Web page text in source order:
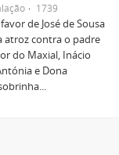
1739
de José de Sousa
atroz contra o padre
do Maxial, Inácio
e Dona